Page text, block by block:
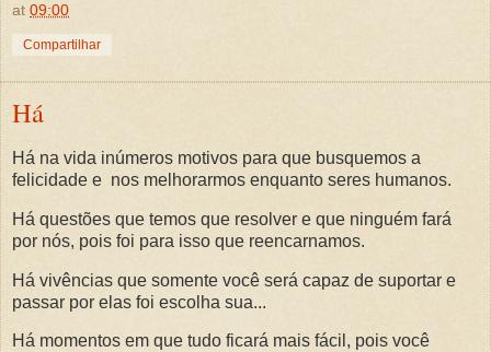
at 09:00
Compartilhar
Há
Há na vida inúmeros motivos para que busquemos a
felicidade e nos melhorarmos enquanto seres humanos.
Há questões que temos que resolver e que ninguém fará
por nós, pois foi para isso que reencarnamos.
Há vivências que somente você será capaz de suportar e
passar por elas foi escolha sua...
Há momentos em que tudo ficará mais fácil, pois você